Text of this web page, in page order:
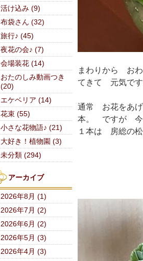
まわりから お
てきて 元気で
通常 お花をあ
本。 ですが 今
１本は 房総の松
活け込み (9)
布袋さん (32)
旅行♪ (45)
夜花の会♪ (7)
会場装花 (14)
おたのしみ動画つき
(20)
エケベリア (14)
花束 (55)
小さな花物語♪ (21)
大好き！植物園 (3)
未分類 (294)
アーカイブ
2026年8月 (1)
2026年7月 (2)
2026年6月 (2)
2026年5月 (3)
2026年4月 (3)